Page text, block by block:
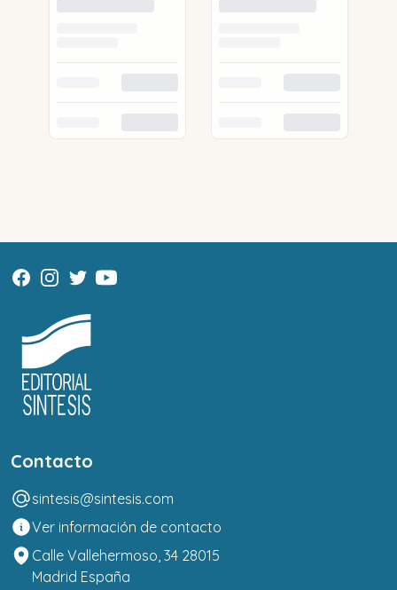
Contacto
sintesis@sintesis.com
Ver información de contacto
Calle Vallehermoso, 34 28015
Madrid España